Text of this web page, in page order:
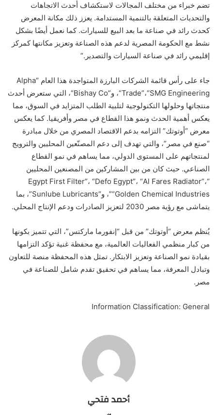
تضم خبراء من مختلف المجالات لاستكشاف أحدث الاتجاهات
والتحديات المتعلقة بالتنمية المستدامة. يعزز ذلك مكانة المعرض
كحدث رائد في صناعة ما بعد البيع للسيارات.كما نعمل أيضًا بشكل
نشط مع الحكومة المصرية لدعم هذه الصناعة وتعزيز مكانتها كمركز
إقليمي رائد في صناعة السيارات والتصدير.“
جاء على رأس قائمة الشركات البارزة المتواجدة هذا العام “Alpha
Trade”،“SMG Engineering “، و”Bishay Co“، التي ستعرض أحدث
منتجاتها وحلولها التكنولوجية لتلبية الطلب المتزايد في السوق، مما
يعكس أهمية الحدث ونمو هذا القطاع في مصر وأفريقيا. كما يعكس
معرض “أوتوتك” التزامه بدعم الاقتصاد المصري من خلال مبادرة
“صنع في مصر”، والتي تهدف إلى دعم المصنّعين المحليين والترويج
لمنتجاتهم على المستوى الدولي، مما يساهم في نمو القطاع
الصناعي. حيث كان من بين المشاركين من المصنعين المحليين
“
Egypt First Filter”، “Defo Egypt”، “Al Fares Radiator”،
“Golden Chemical Industries”، و“Sunlube Lubricants”، بما
يتماشى مع رؤية مصر 2030 لتعزيز الصادرات ودعم الإنتاج المحلي.
يُنظم معرض “أوتوتك” من قبل “إنفورما ماركتس”، التي تتميز بكونها
من كبار منظمي الفعاليات العالمية، مع محفظة غنية تؤكد التزامها
بقيادة نمو الصناعة وتعزيز الابتكار. تمثل هذه المحفظة منصة للتعاون
وتبادل المعرفة، مما يساهم في تحقيق تقدم شامل للصناعة في
مصر.
Information Classification: General
أحمد فتحي